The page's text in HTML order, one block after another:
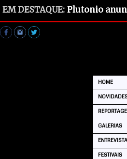
EM DESTAQUE: Plutonio
HOME
GALERIAS
FESTIVAIS